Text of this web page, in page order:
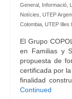
General Informació
Notícies UTEP
Colombia UTEP Illes
El Grupo
en Familias y
propuesta de
certificada por
finalidad
Continued